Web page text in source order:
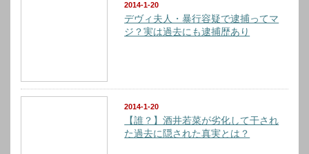
2014-1-20
デヴィ夫人・暴行容疑で逮捕ってマ
ジ？実は過去にも逮捕歴あり
2014-1-20
【誰？】酒井若菜が劣化して干され
た過去に隠された真実とは？